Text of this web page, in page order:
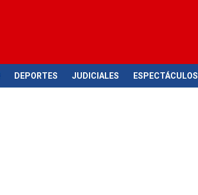
DEPORTES JUDICIALES ESPECTÁCULOS